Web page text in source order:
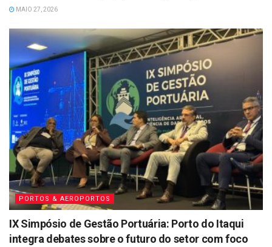
MAIO 27, 2026
PORTOS & AEROPORTOS
IX Simpósio de Gestão Portuária: Porto do Itaqui
integra debates sobre o futuro do setor com foco